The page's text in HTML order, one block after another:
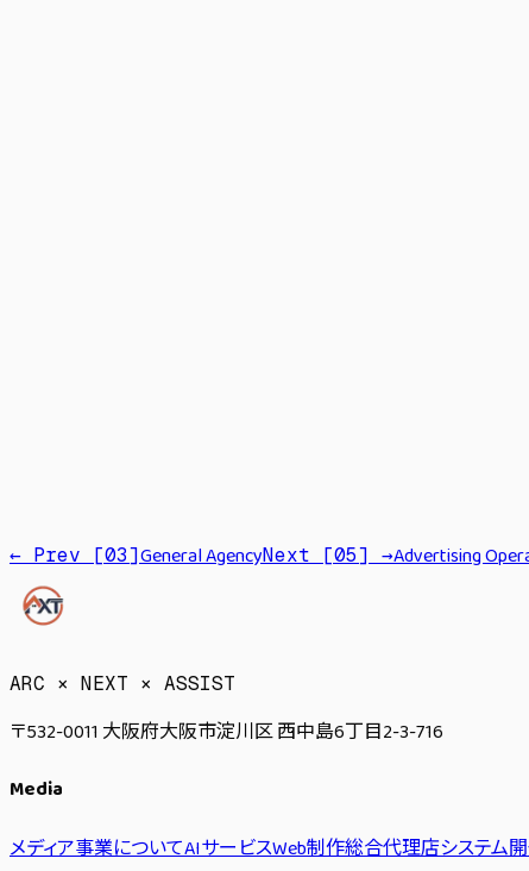
→
← Prev [03]General AgencyNext [05] →Advertising
ARC × NEXT × ASSIST
〒532-0011 大阪府大阪市淀川区 西中島6丁目2-3-716
Media
メディア事業についてAIサービスWeb制作総合代理店システム